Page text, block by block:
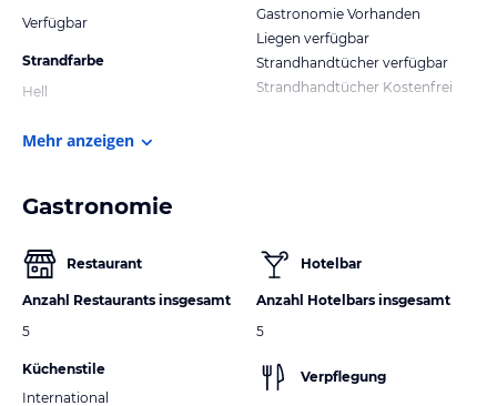
Verfügbar
Strandfarbe
Hell
Gastronomie Vorhanden
Liegen verfügbar
Strandhandtücher verfügbar
Strandhandtücher Kostenfrei
Mehr anzeigen
Gastronomie
Restaurant
Anzahl Restaurants insgesamt
5
Küchenstile
International
Hotelbar
Anzahl Hotelbars insgesamt
5
Verpflegung